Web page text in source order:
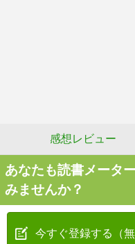
感想レビュー
あなたも読書メータ
みませんか？
今すぐ登録する（無